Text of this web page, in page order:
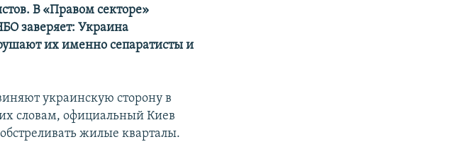
В «Правом секторе»
заверяет: Украина
их именно сепаратисты и
украинскую сторону в
словам, официальный Киев
жилые кварталы.